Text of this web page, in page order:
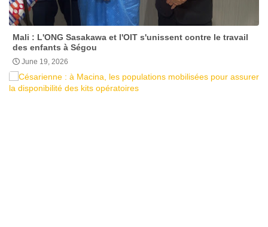
Mali : L'ONG Sasakawa et l'OIT s'unissent contre le travail
des enfants à Ségou
June 19, 2026